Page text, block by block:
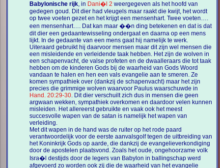
Babylonische rijk, in Dani�l 2 weergegeven als het hoofd van
gedegen goud. Dit dier had vleugels maar raakt die kwijt, het wordt
op twee voeten gezet en het krijgt een mensenhart. Twee voeten….
een mensenhart…. Dat kan maar ��n ding betekenen en dat is dat
dit dier een gedaantewisseling ondergaat en daarna op een mens
lijkt. In de gedaante van een mens gaat hij namelijk te werk.
Uiteraard gebruikt hij daarvoor mensen maar dit zijn wel mensen die
een misleidende en verleidende taak hebben. Het zijn de wolven in
een schapenvacht, de valse profeten en de dwaalleraars die tot taak
hebben om de kinderen Gods bij de waarheid van Gods Woord
vandaan te halen en hen een vals evangelie aan te smeren. Ze
komen sympathiek over (dankzij de schapenvacht) maar het zijn
precies die grimmige wolven waarvoor Paulus waarschuwde in
Hand. 20:29-30. Dit dier verschuilt zich dus in mensen die geen
argwaan wekken, sympathiek overkomen en daardoor velen kunnen
misleiden. Het allereerst gebruikte en vaak ook het meest
succesvolle wapen van de satan is namelijk het wapen van
verleiding.
Met dit wapen in de hand was de ruiter op het rode paard
verantwoordelijk voor de eerste aanvalsgolf tegen de uitbreiding van
het Koninkrijk Gods op aarde, die dankzij de evangelieverkondiging
door de apostelen plaatsvond. Zoals het oude, ongehoorzame volk
Isra�l destijds door de legers van Babylon in ballingschap werd
afgevoerd zo worden ook zij die de waarheid van het evangelie